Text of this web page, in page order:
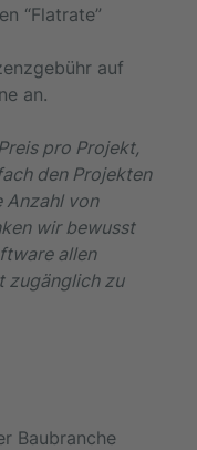
“Flatrate”
auf
an.
pro Projekt,
den Projekten
Anzahl von
wir bewusst
allen
zugänglich zu
Baubranche